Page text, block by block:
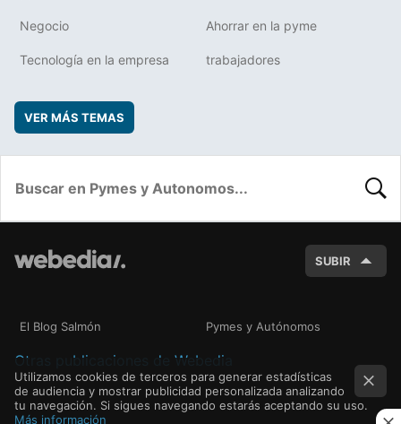
Negocio Ahorrar en la pyme
Tecnología en la empresa trabajadores
VER MÁS TEMAS
SUBIR
El Blog Salmón Pymes y Autónomos
Otras publicaciones de Webedia
Utilizamos cookies de terceros para generar estadísticas
de audiencia y mostrar publicidad personalizada analizando
tu navegación. Si sigues navegando estarás aceptando su uso.
Más información